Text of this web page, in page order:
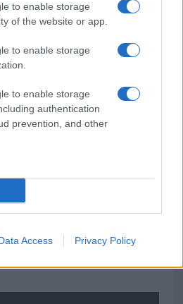
to enable storage
of the website or app.
to enable storage
to enable storage
authentication
prevention, and other
Access Privacy Policy
per la casa e l’ufficio
fine di un lungo dolore: storia e
strada che segnò la Gallura
di Berchidda, rischio per